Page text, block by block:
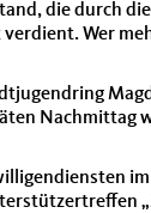
die durch
Wer
Nachmittag